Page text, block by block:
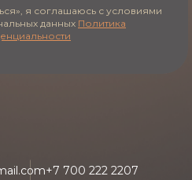
привычному виду. В
по уходу и
я соглашаюсь с условиями
данных Политика
+7 700 222 2207